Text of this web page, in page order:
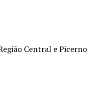
Central e Picerno